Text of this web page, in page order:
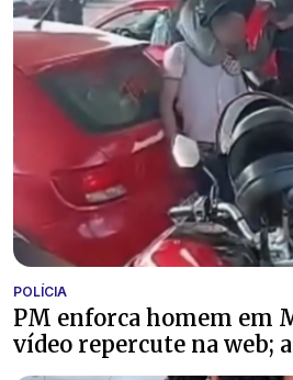
POLÍCIA
PM enforca homem em
vídeo repercute na web;